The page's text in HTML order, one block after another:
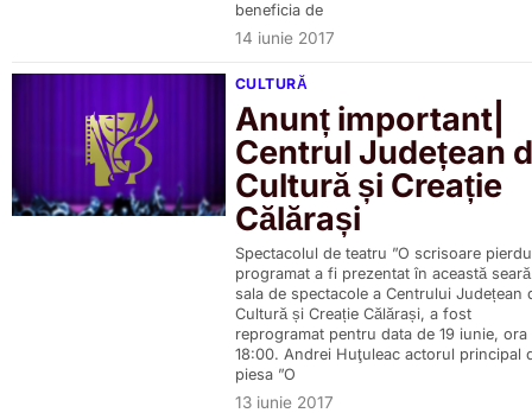
beneficia de
14 iunie 2017
CULTURĂ
Anunț important|
Centrul Județean
Cultură și Creație
Călărași
Spectacolul de teatru ”O scrisoare
programat a fi prezentat în această
sala de spectacole a Centrului Județean
Cultură și Creație Călărași, a fost
reprogramat pentru data de 19 iunie, ora
18:00. Andrei Huţuleac actorul principal
piesa ”O
13 iunie 2017